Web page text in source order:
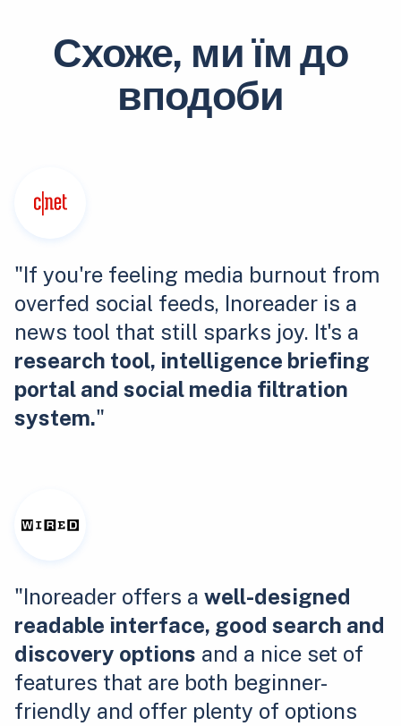
Схоже, ми їм до
вподоби
"If you're feeling media burnout from
overfed social feeds, Inoreader is a
news tool that still sparks joy. It's a
research tool, intelligence briefing
portal and social media filtration
system."
"Inoreader offers a well-designed
readable interface, good search and
discovery options and a nice set of
features that are both beginner-
friendly and offer plenty of options